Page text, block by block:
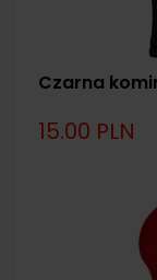
Czarna
15.00 PLN